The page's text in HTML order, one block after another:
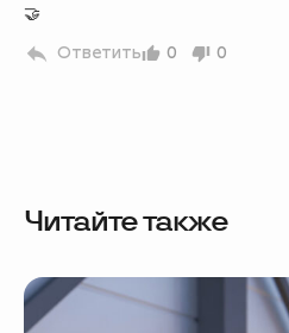
🤝
0 0
Ответить
Читайте также